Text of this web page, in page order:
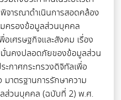
จารณาดำเนินการสอดคล้อง
ครองข้อมูลส่วนบุคคล
อเศรษฐกิจและสังคม เรื่อง
มั่นคงปลอดภัยของข้อมูลส่วน
กาศกระทรวงดิจิทัลเพื่อ
มาตรฐานการรักษาความ
ส่วนบุคคล (ฉบับที่ 2) พ.ศ.